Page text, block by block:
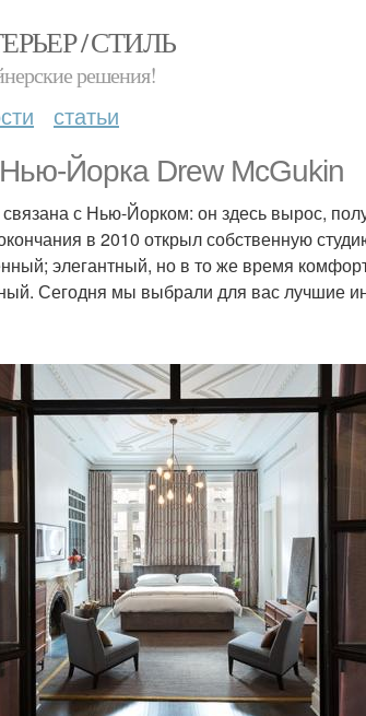
/ СТИЛЬ
решения!
статьи
Йорка Drew McGukin
с Нью-Йорком: он здесь вырос,
в 2010 открыл собственную
элегантный, но в то же время
Сегодня мы выбрали для вас лучшие